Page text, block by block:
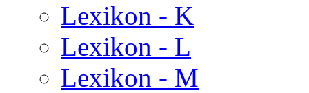
Lexikon - K
Lexikon - L
Lexikon - M